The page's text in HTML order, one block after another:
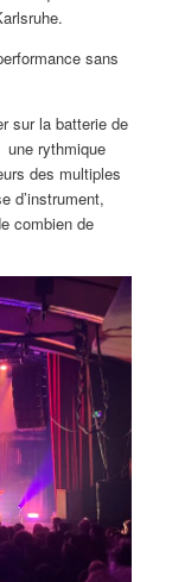
sans
sur la batterie de
une rythmique
des multiples
d’instrument,
combien de